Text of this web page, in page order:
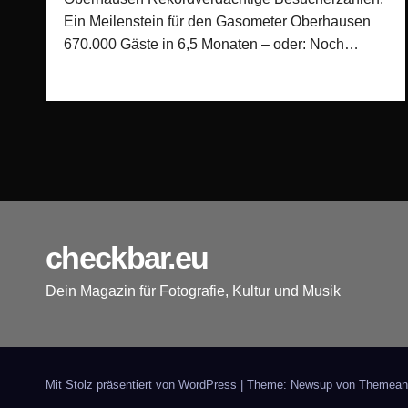
Ein Meilenstein für den Gasometer Oberhausen
670.000 Gäste in 6,5 Monaten – oder: Noch…
checkbar.eu
Dein Magazin für Fotografie, Kultur und Musik
Mit Stolz präsentiert von WordPress Theme: Newsup von